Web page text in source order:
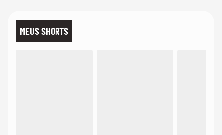
MEUS SHORTS